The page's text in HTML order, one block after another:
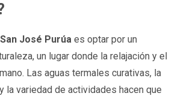
José Purúa es optar por un
un lugar donde la relajación y el
Las aguas termales curativas, la
la variedad de actividades hacen que